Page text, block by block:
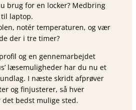
brug for en locker? Medbring
laptop.
notér temperaturen, og vær
der i tre timer?
og en gennemarbejdet
læsemuligheder har du nu et
I næste skridt afprøver
og finjusterer, så hver
bedst mulige sted.